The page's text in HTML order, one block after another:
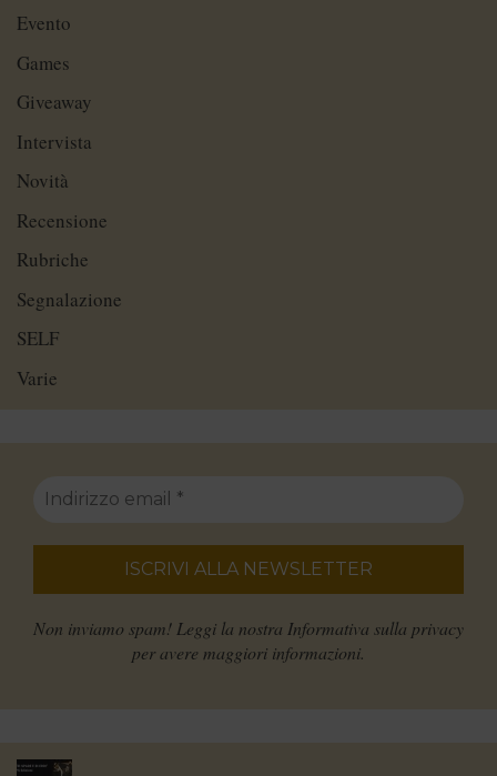
Evento
Games
Giveaway
Intervista
Novità
Recensione
Rubriche
Segnalazione
SELF
Varie
Non inviamo spam! Leggi la nostra Informativa sulla privacy
per avere maggiori informazioni.